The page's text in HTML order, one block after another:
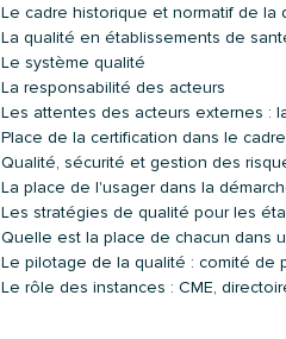
Le cadre historique et normatif de la
La qualité en établissements de
Le système qualité
La responsabilité des acteurs
Les attentes des acteurs externes :
Place de la certification dans le
Qualité, sécurité et gestion des
La place de l'usager dans la
Les stratégies de qualité pour les
Quelle est la place de chacun dans
Le pilotage de la qualité : comité de
Le rôle des instances : CME,